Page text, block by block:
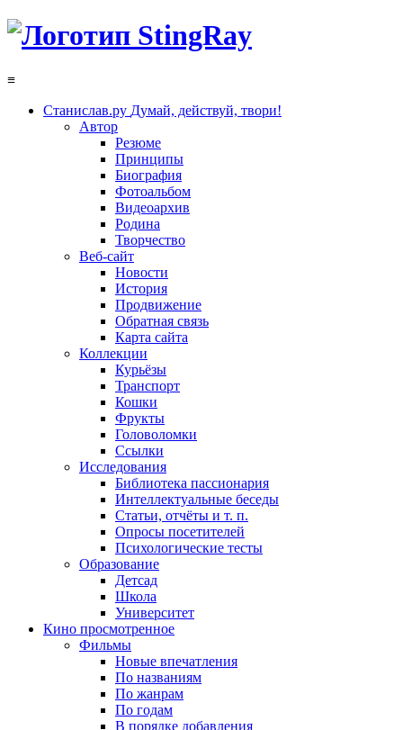
≡
Станислав.ру Думай, действуй, твори!
Автор
Резюме
Принципы
Биография
Фотоальбом
Видеоархив
Родина
Творчество
Веб-сайт
Новости
История
Продвижение
Обратная связь
Карта сайта
Коллекции
Курьёзы
Транспорт
Кошки
Фрукты
Головоломки
Ссылки
Исследования
Библиотека пассионария
Интеллектуальные беседы
Статьи, отчёты и т. п.
Опросы посетителей
Психологические тесты
Образование
Детсад
Школа
Университет
Кино просмотренное
Фильмы
Новые впечатления
По названиям
По жанрам
По годам
В порядке добавления